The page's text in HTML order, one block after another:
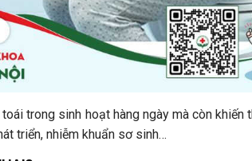
trong sinh hoạt hàng ngày mà còn
triển, nhiễm khuẩn sơ sinh…